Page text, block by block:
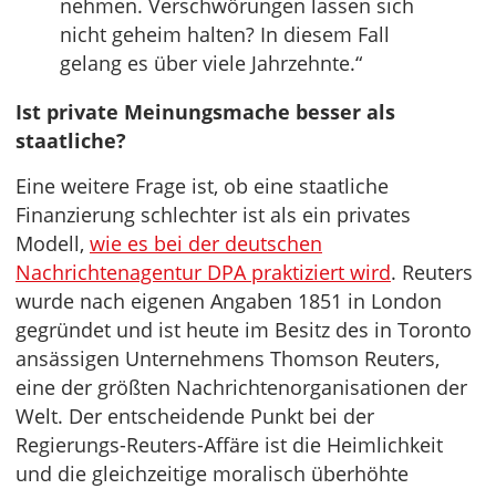
nehmen. Verschwörungen lassen sich
nicht geheim halten? In diesem Fall
gelang es über viele Jahrzehnte.“
Ist private Meinungsmache besser als
staatliche?
Eine weitere Frage ist, ob eine staatliche
Finanzierung schlechter ist als ein privates
Modell, wie es bei der deutschen
Nachrichtenagentur DPA praktiziert wird. Reuters
wurde nach eigenen Angaben 1851 in London
gegründet und ist heute im Besitz des in Toronto
ansässigen Unternehmens Thomson Reuters,
eine der größten Nachrichtenorganisationen der
Welt. Der entscheidende Punkt bei der
Regierungs-Reuters-Affäre ist die Heimlichkeit
und die gleichzeitige moralisch überhöhte